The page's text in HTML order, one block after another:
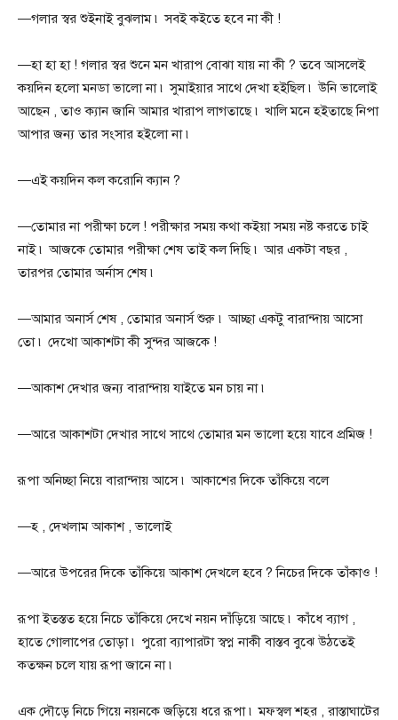
—গলার স্বর শুইনাই বুঝলাম ৷ সবই কইতে হবে না কী !
—হা হা হা ! গলার স্বর শুনে মন খারাপ বোঝা যায় না কী ? তবে আসলেই
কয়দিন হলো মনডা ভালো না ৷ সুমাইয়ার সাথে দেখা হইছিল ৷ উনি ভালোই
আছেন , তাও ক্যান জানি আমার খারাপ লাগতাছে ৷ খালি মনে হইতাছে নিপা
আপার জন্য তার সংসার হইলো না ৷
—এই কয়দিন কল করোনি ক্যান ?
—তোমার না পরীক্ষা চলে ! পরীক্ষার সময় কথা কইয়া সময় নষ্ট করতে চাই
নাই ৷ আজকে তোমার পরীক্ষা শেষ তাই কল দিছি ৷ আর একটা বছর ,
তারপর তোমার অর্নাস শেষ ৷
—আমার অনার্স শেষ , তোমার অনার্স শুরু ৷ আচ্ছা একটু বারান্দায় আসো
তো ৷ দেখো আকাশটা কী সুন্দর আজকে !
—আকাশ দেখার জন্য বারান্দায় যাইতে মন চায় না ৷
—আরে আকাশটা দেখার সাথে সাথে তোমার মন ভালো হয়ে যাবে প্রমিজ !
রূপা অনিচ্ছা নিয়ে বারান্দায় আসে ৷ আকাশের দিকে তাঁকিয়ে বলে
—হ , দেখলাম আকাশ , ভালোই
—আরে উপরের দিকে তাঁকিয়ে আকাশ দেখলে হবে ? নিচের দিকে তাঁকাও !
রূপা ইতস্তত হয়ে নিচে তাঁকিয়ে দেখে নয়ন দাঁড়িয়ে আছে ৷ কাঁধে ব্যাগ ,
হাতে গোলাপের তোড়া ৷ পুরো ব্যাপারটা স্বপ্ন নাকী বাস্তব বুঝে উঠতেই
কতক্ষন চলে যায় রূপা জানে না ৷
এক দৌড়ে নিচে গিয়ে নয়নকে জড়িয়ে ধরে রূপা ৷ মফস্বল শহর , রাস্তাঘাটের